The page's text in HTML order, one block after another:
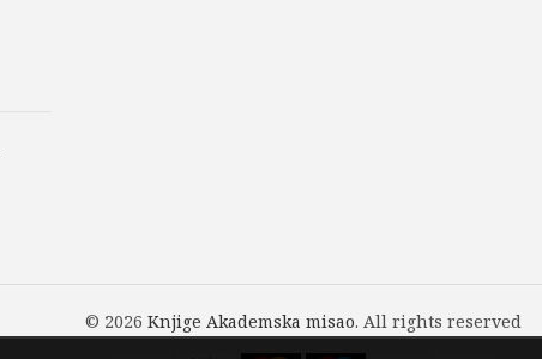
© 2026 Knjige Akademska misao. All rights reserved